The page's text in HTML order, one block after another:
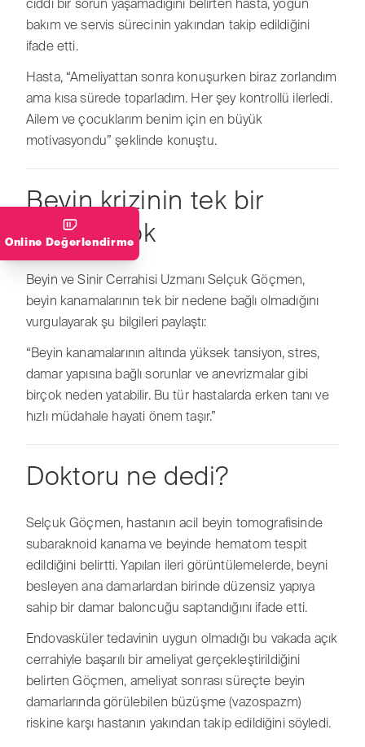
Online Değerlendirme
ciddi bir sorun yaşamadığını belirten hasta, yoğun
bakım ve servis sürecinin yakından takip edildiğini
ifade etti.
Hasta, “Ameliyattan sonra konuşurken biraz zorlandım
ama kısa sürede toparladım. Her şey kontrollü ilerledi.
Ailem ve çocuklarım benim için en büyük
motivasyondu” şeklinde konuştu.
Beyin krizinin tek bir
nedeni yok
Beyin ve Sinir Cerrahisi Uzmanı Selçuk Göçmen,
beyin kanamalarının tek bir nedene bağlı olmadığını
vurgulayarak şu bilgileri paylaştı:
“Beyin kanamalarının altında yüksek tansiyon, stres,
damar yapısına bağlı sorunlar ve anevrizmalar gibi
birçok neden yatabilir. Bu tür hastalarda erken tanı ve
hızlı müdahale hayati önem taşır.”
Doktoru ne dedi?
Selçuk Göçmen, hastanın acil beyin tomografisinde
subaraknoid kanama ve beyinde hematom tespit
edildiğini belirtti. Yapılan ileri görüntülemelerde, beyni
besleyen ana damarlardan birinde düzensiz yapıya
sahip bir damar baloncuğu saptandığını ifade etti.
Endovasküler tedavinin uygun olmadığı bu vakada açık
cerrahiyle başarılı bir ameliyat gerçekleştirildiğini
belirten Göçmen, ameliyat sonrası süreçte beyin
damarlarında görülebilen büzüşme (vazospazm)
riskine karşı hastanın yakından takip edildiğini söyledi.